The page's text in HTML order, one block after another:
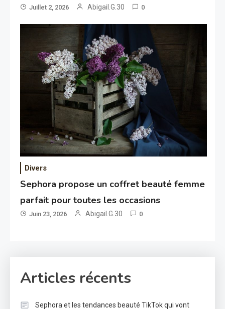
Juillet 2, 2026 Abigail.G.30 0
Divers
Sephora propose un coffret beauté femme
parfait pour toutes les occasions
Juin 23, 2026 Abigail.G.30 0
Articles récents
Sephora et les tendances beauté TikTok qui vont